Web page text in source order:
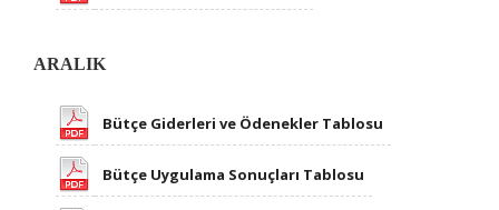
​ARALIK
Bütçe Giderleri ve Öde​nekler Tablosu
Bütçe Uygulama Sonuçları Tablosu